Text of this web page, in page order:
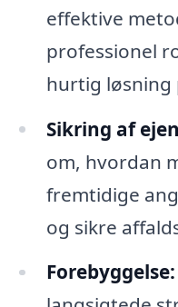
effektive
professionel
hurtig løsning
Sikring af
om, hvordan
fremtidige
og sikre
Forebyggelse: